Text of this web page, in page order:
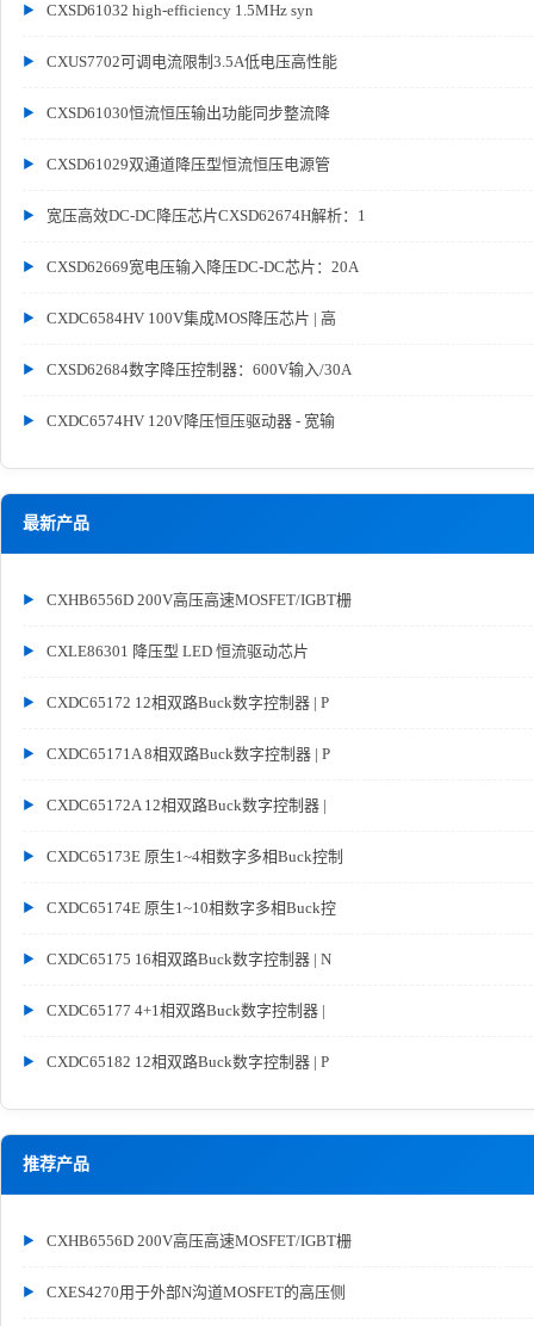
CXSD61032 high-efficiency 1.5MHz syn
CXUS7702可调电流限制3.5A低电压高性能
CXSD61030恒流恒压输出功能同步整流降
CXSD61029双通道降压型恒流恒压电源管
宽压高效DC-DC降压芯片CXSD62674H解析：1
CXSD62669宽电压输入降压DC-DC芯片：20A
CXDC6584HV 100V集成MOS降压芯片 | 高
CXSD62684数字降压控制器：600V输入/30A
CXDC6574HV 120V降压恒压驱动器 - 宽输
最新产品
CXHB6556D 200V高压高速MOSFET/IGBT栅
CXLE86301 降压型 LED 恒流驱动芯片
CXDC65172 12相双路Buck数字控制器 | P
CXDC65171A 8相双路Buck数字控制器 | P
CXDC65172A 12相双路Buck数字控制器 |
CXDC65173E 原生1~4相数字多相Buck控制
CXDC65174E 原生1~10相数字多相Buck控
CXDC65175 16相双路Buck数字控制器 | N
CXDC65177 4+1相双路Buck数字控制器 |
CXDC65182 12相双路Buck数字控制器 | P
推荐产品
CXHB6556D 200V高压高速MOSFET/IGBT栅
CXES4270用于外部N沟道MOSFET的高压侧